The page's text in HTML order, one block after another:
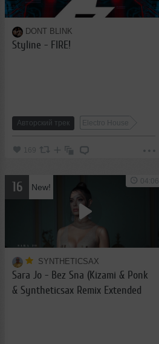
DONT BLINK
Styline - FIRE!
Авторский трек Electro House
169
16 New!
SYNTHETICSAX
Sara Jo - Bez Sna (Kizami & Ponk
& Syntheticsax Remix Extended
04:06